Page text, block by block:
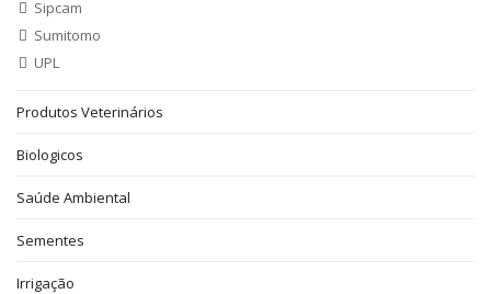
Sipcam
Sumitomo
UPL
Produtos Veterinários
Biologicos
Saúde Ambiental
Sementes
Irrigação